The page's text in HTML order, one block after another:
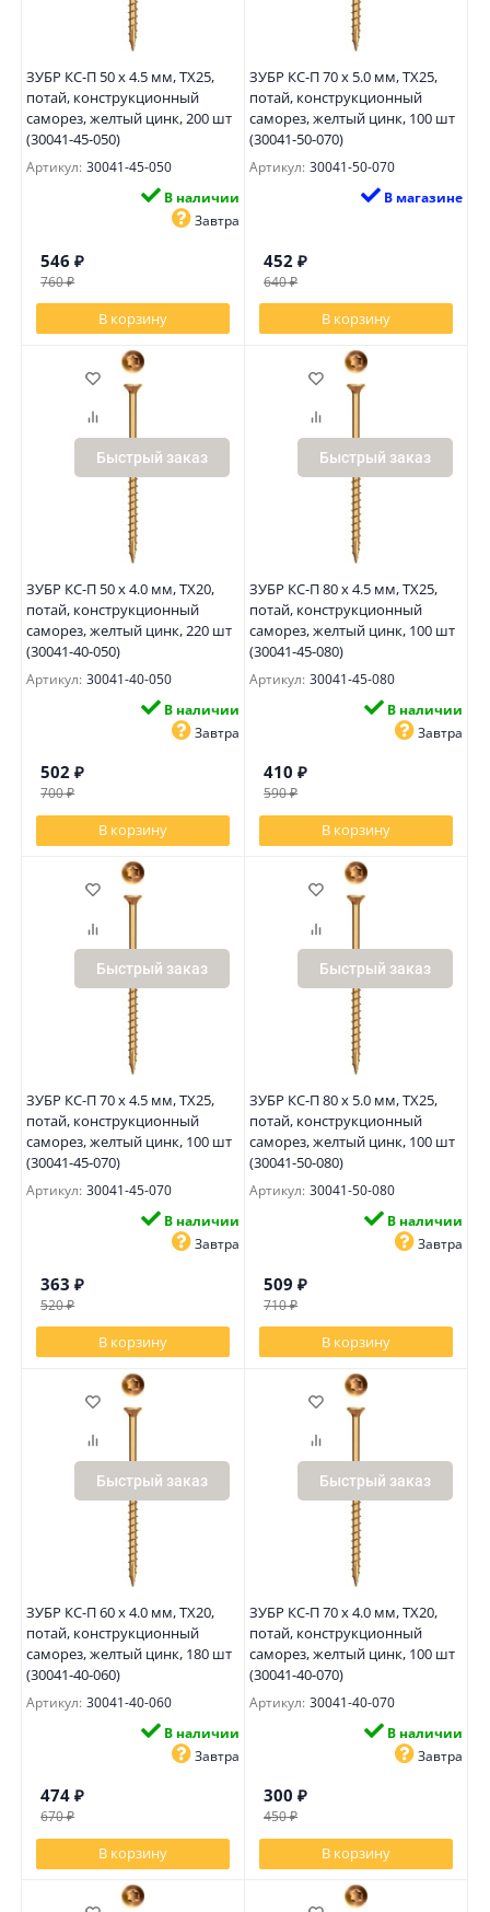
ЗУБР КС-П 50 х 4.5 мм, TX25,
потай, конструкционный
саморез, желтый цинк, 200 шт
(30041-45-050)
Артикул: 30041-45-050
В наличии
Завтра
546 ₽
760₽
В корзину
ЗУБР КС-П 70 х 5.0 мм, TX25,
потай, конструкционный
саморез, желтый цинк, 100 шт
(30041-50-070)
Артикул: 30041-50-070
В магазине
452 ₽
640₽
В корзину
Быстрый заказ
ЗУБР КС-П 50 х 4.0 мм, TX20,
потай, конструкционный
саморез, желтый цинк, 220 шт
(30041-40-050)
Артикул: 30041-40-050
В наличии
Завтра
502 ₽
700₽
В корзину
Быстрый заказ
ЗУБР КС-П 80 х 4.5 мм, TX25,
потай, конструкционный
саморез, желтый цинк, 100 шт
(30041-45-080)
Артикул: 30041-45-080
В наличии
Завтра
410 ₽
590₽
В корзину
Быстрый заказ
ЗУБР КС-П 70 х 4.5 мм, TX25,
потай, конструкционный
саморез, желтый цинк, 100 шт
(30041-45-070)
Артикул: 30041-45-070
В наличии
Завтра
363 ₽
520₽
В корзину
Быстрый заказ
ЗУБР КС-П 80 х 5.0 мм, TX25,
потай, конструкционный
саморез, желтый цинк, 100 шт
(30041-50-080)
Артикул: 30041-50-080
В наличии
Завтра
509 ₽
710₽
В корзину
Быстрый заказ
ЗУБР КС-П 60 х 4.0 мм, TX20,
потай, конструкционный
саморез, желтый цинк, 180 шт
(30041-40-060)
Артикул: 30041-40-060
В наличии
Завтра
474 ₽
670₽
В корзину
Быстрый заказ
ЗУБР КС-П 70 х 4.0 мм, TX20,
потай, конструкционный
саморез, желтый цинк, 100 шт
(30041-40-070)
Артикул: 30041-40-070
В наличии
Завтра
300 ₽
450₽
В корзину